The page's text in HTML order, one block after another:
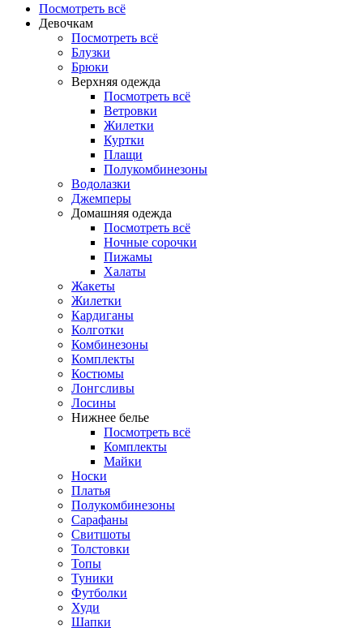
Посмотреть всё
Девочкам
Посмотреть всё
Блузки
Брюки
Верхняя одежда
Посмотреть всё
Ветровки
Жилетки
Куртки
Плащи
Полукомбинезоны
Водолазки
Джемперы
Домашняя одежда
Посмотреть всё
Ночные сорочки
Пижамы
Халаты
Жакеты
Жилетки
Кардиганы
Колготки
Комбинезоны
Комплекты
Костюмы
Лонгсливы
Лосины
Нижнее белье
Посмотреть всё
Комплекты
Майки
Носки
Платья
Полукомбинезоны
Сарафаны
Свитшоты
Толстовки
Топы
Туники
Футболки
Худи
Шапки